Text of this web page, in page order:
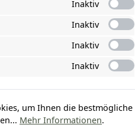
Inaktiv
Inaktiv
Inaktiv
Inaktiv
um Ihnen die bestmögliche
Mehr Informationen.